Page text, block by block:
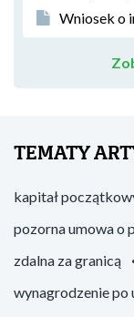
Wniosek o
TEMATY
kapitał
pozorna umowa o
zdalna za granicą
wynagrodzenie po